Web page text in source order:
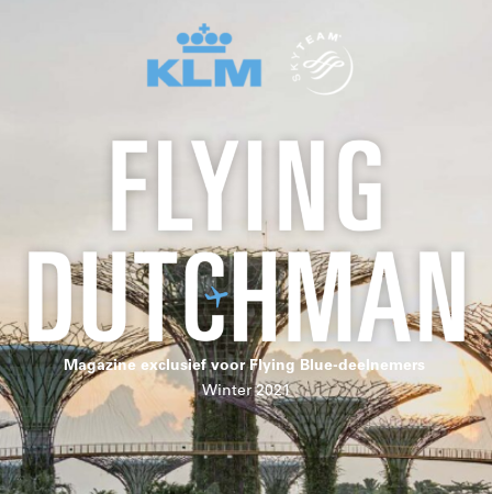
Magazine exclusief voor Flying Blue-deelnemers
Winter 2021